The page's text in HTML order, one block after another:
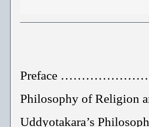
Preface
Philosophy of Religion
Uddyotakara’s